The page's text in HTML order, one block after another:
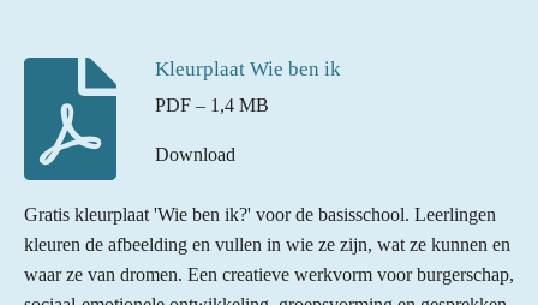
Kleurplaat Wie ben ik
PDF – 1,4 MB
Download
Gratis kleurplaat 'Wie ben ik?' voor de basisschool. Leerlingen
kleuren de afbeelding en vullen in wie ze zijn, wat ze kunnen en
waar ze van dromen. Een creatieve werkvorm voor burgerschap,